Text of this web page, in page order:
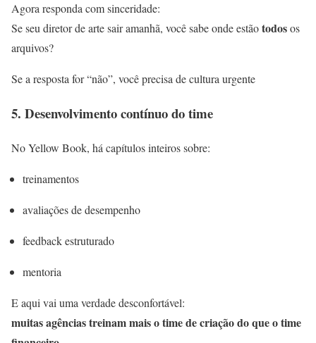
Agora responda com sinceridade:
Se seu diretor de arte sair amanhã, você sabe onde estãotodosos
arquivos?
Se a resposta for “não”, você precisa de cultura urgente
5. Desenvolvimento contínuo do time
No Yellow Book, há capítulos inteiros sobre:
treinamentos
avaliações de desempenho
feedback estruturado
mentoria
E aqui vai uma verdade desconfortável:
muitas agências treinam mais o time de criação do que o time